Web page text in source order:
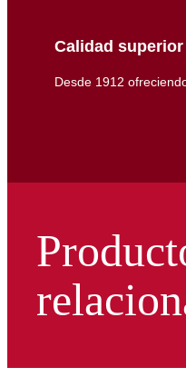
Calidad superior
Desde 1912